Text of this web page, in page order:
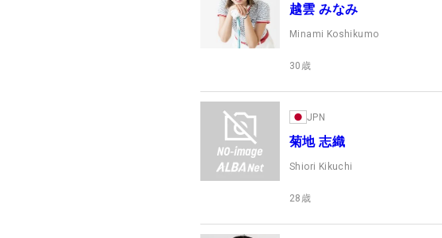
越雲 みなみ
Minami Koshikumo
30 歳
JPN
菊地 志織
Shiori Kikuchi
28 歳